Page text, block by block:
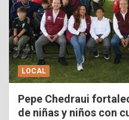
LOCAL
Pepe Chedraui
de niñas y niños con